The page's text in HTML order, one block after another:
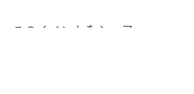
このイベントをシェア